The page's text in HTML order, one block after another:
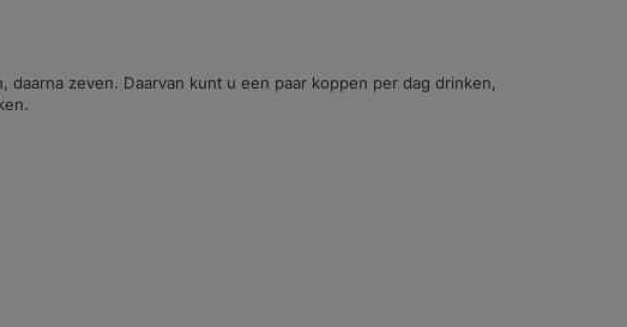
zeven. Daarvan kunt u een paar koppen per dag drinken,